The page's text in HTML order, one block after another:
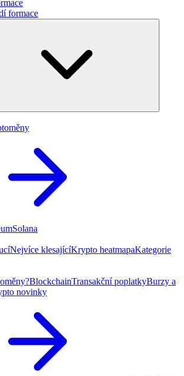
formace
Solana
Nejvíce klesajícíKrypto heatmapaKategorie
BlockchainTransakční poplatkyBurzy a
novinky